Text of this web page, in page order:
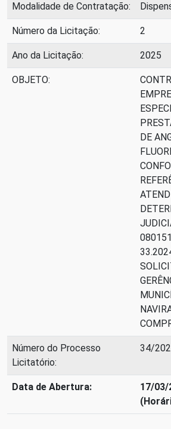
Modalidade de Contratação:
Número da Licitação: 2
Ano da Licitação: 2025
OBJETO:
DE
Número do Processo
Licitatório:
34/
Data de Abertura:
17/03/